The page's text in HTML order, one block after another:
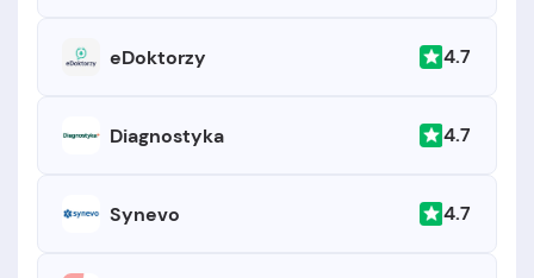
eDoktorzy 4.7
Diagnostyka 4.7
Synevo 4.7